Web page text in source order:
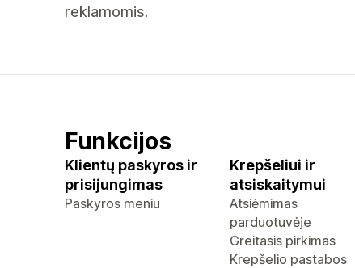
reklamomis.
Funkcijos
Klientų paskyros ir
prisijungimas
Paskyros meniu
Krepšeliui ir
atsiskaitymui
Atsiėmimas
parduotuvėje
Greitasis pirkimas
Krepšelio pastabos